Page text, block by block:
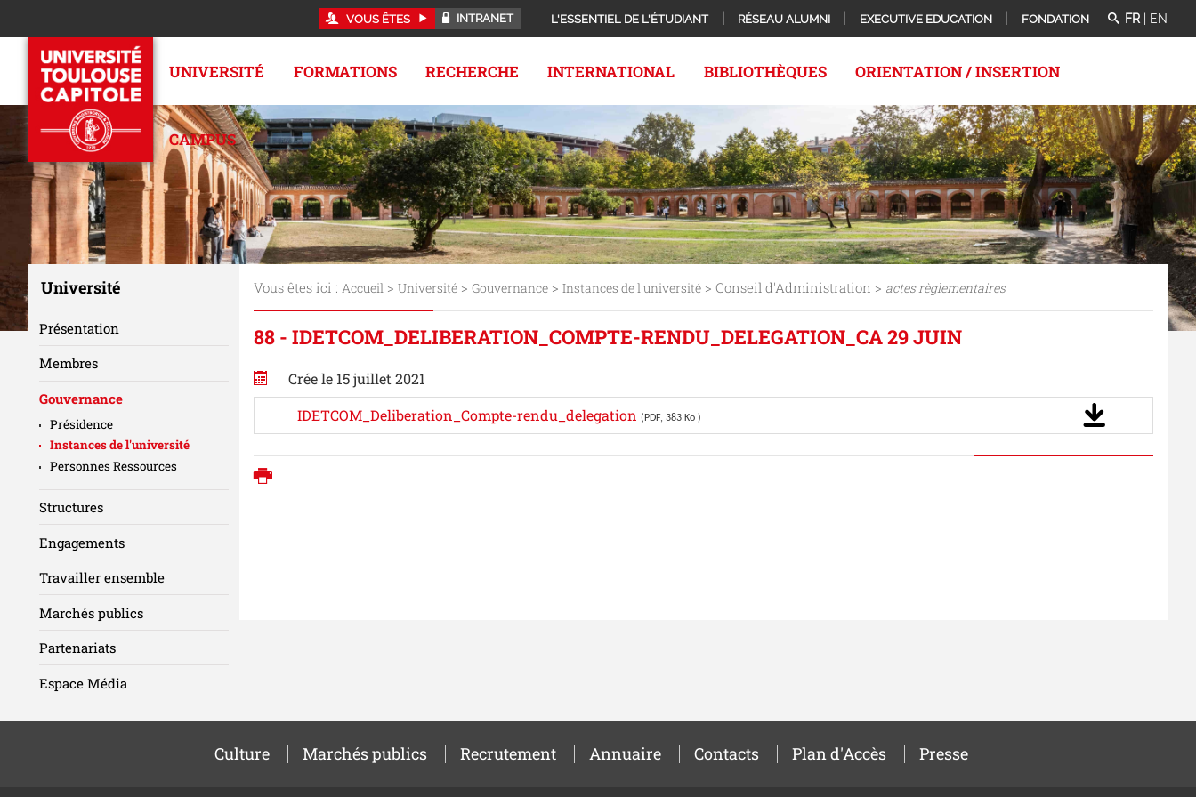
VOUS ÊTES INTRANET L'ESSENTIEL DE L'ÉTUDIANT RÉSEAU ALUMNI EXECUTIVE EDUCATION FONDATION FR EN
UNIVERSITÉ FORMATIONS RECHERCHE INTERNATIONAL BIBLIOTHÈQUES ORIENTATION / INSERTION
CAMPUS
Vous êtes ici : Accueil> Université> Gouvernance> Instances de l'université> Conseil d'Administration > actes règlementaires
88 - IDETCOM_DELIBERATION_COMPTE-RENDU_DELEGATION_CA 29 JUIN
Crée le 15 juillet 2021
IDETCOM_Deliberation_Compte-rendu_delegation (PDF, 383 Ko )
Université
Présentation
Membres
Gouvernance
Présidence
Instances de l'université
Personnes Ressources
Structures
Engagements
Travailler ensemble
Marchés publics
Partenariats
Espace Média
Culture Marchés publics Recrutement Annuaire Contacts Plan d'Accès Presse